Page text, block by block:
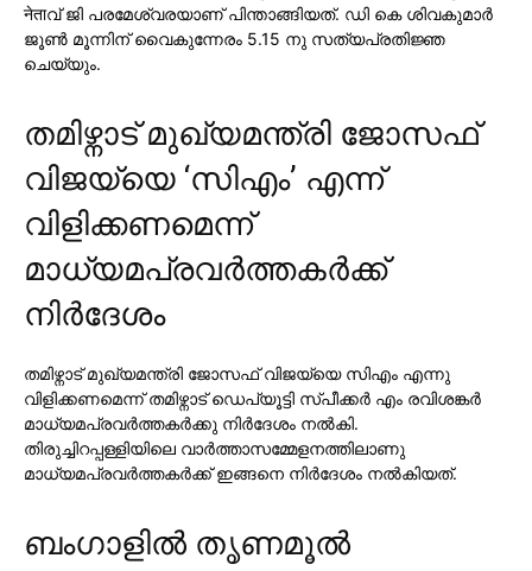
नेताവ് ജി പരമേശ്വരയാണ് പിന്താങ്ങിയത്. ഡി കെ ശിവകുമാര്‍
ജൂണ്‍ മൂന്നിന് വൈകുന്നേരം 5.15 നു സത്യപ്രതിജ്ഞ
ചെയ്യും.
തമിഴ്നാട് മുഖ്യമന്ത്രി ജോസഫ്
വിജയ്യെ ‘സിഎം’ എന്ന്
വിളിക്കണമെന്ന്
മാധ്യമപ്രവര്‍ത്തകര്‍ക്ക്
നിര്‍ദേശം
തമിഴ്നാട് മുഖ്യമന്ത്രി ജോസഫ് വിജയ്യെ സിഎം എന്നു
വിളിക്കണമെന്ന് തമിഴ്നാട് ഡെപ്യൂട്ടി സ്പീക്കര്‍ എം രവിശങ്കര്‍
മാധ്യമപ്രവര്‍ത്തകര്‍ക്കു നിര്‍ദേശം നല്‍കി.
തിരുച്ചിറപ്പള്ളിയിലെ വാര്‍ത്താസമ്മേളനത്തിലാണു
മാധ്യമപ്രവര്‍ത്തകര്‍ക്ക് ഇങ്ങനെ നിര്‍ദേശം നല്‍കിയത്.
ബംഗാളില്‍ തൃണമൂല്‍